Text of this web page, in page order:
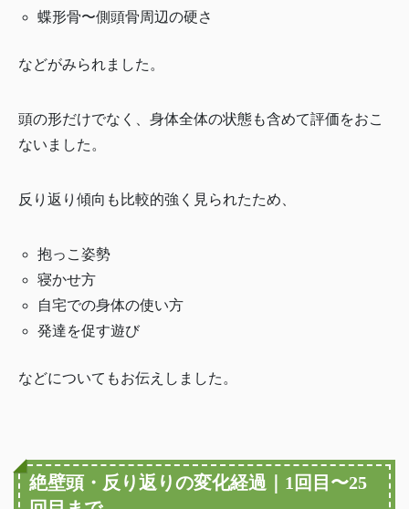
蝶形骨〜側頭骨周辺の硬さ
などがみられました。
頭の形だけでなく、身体全体の状態も含めて評価をおこ
ないました。
反り返り傾向も比較的強く見られたため、
抱っこ姿勢
寝かせ方
自宅での身体の使い方
発達を促す遊び
などについてもお伝えしました。
絶壁頭・反り返りの変化経過｜1回目〜25